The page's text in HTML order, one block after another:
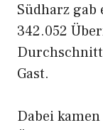
Südharz gab
342.052
Gast.
Dabei